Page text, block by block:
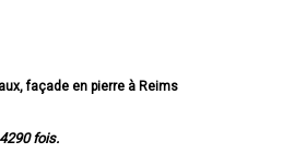
façade en pierre à Reims
en pierre à Vitry-le-François
fois.